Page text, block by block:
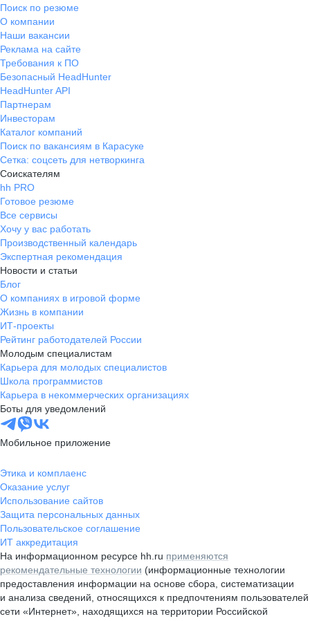
Поиск по резюме
О компании
Наши вакансии
Реклама на сайте
Требования к ПО
Безопасный HeadHunter
HeadHunter API
Партнерам
Инвесторам
Каталог компаний
Поиск по вакансиям в Карасуке
Сетка: соцсеть для нетворкинга
Соискателям
hh PRO
Готовое резюме
Все сервисы
Хочу у вас работать
Производственный календарь
Экспертная рекомендация
Новости и статьи
Блог
О компаниях в игровой форме
Жизнь в компании
ИТ-проекты
Рейтинг работодателей России
Молодым специалистам
Карьера для молодых специалистов
Школа программистов
Карьера в некоммерческих организациях
Боты для уведомлений
Мобильное приложение
Этика и комплаенс
Оказание услуг
Использование сайтов
Защита персональных данных
Пользовательское соглашение
ИТ аккредитация
На информационном ресурсе hh.ru применяются
рекомендательные технологии (информационные технологии
предоставления информации на основе сбора, систематизации
и анализа сведений, относящихся к предпочтениям пользователей
сети «Интернет», находящихся на территории Российской